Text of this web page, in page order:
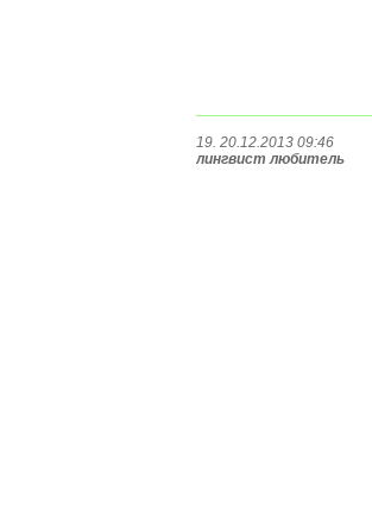
19. 20.12.2013 09:46
лингвист любитель